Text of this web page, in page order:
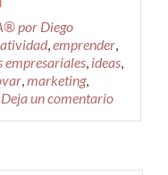
por Diego
,emprender,
empresariales, ideas,
,marketing,
Deja un comentario